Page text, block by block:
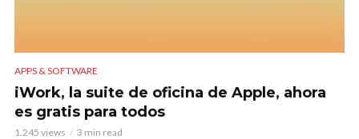
APPS & SOFTWARE
iWork, la suite de oficina de Apple, ahora
es gratis para todos
1.245 views 3 min read